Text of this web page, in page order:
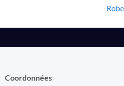
Coordonnées